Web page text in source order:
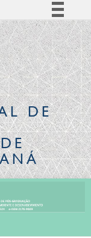
BR
à informação
CanaisDE